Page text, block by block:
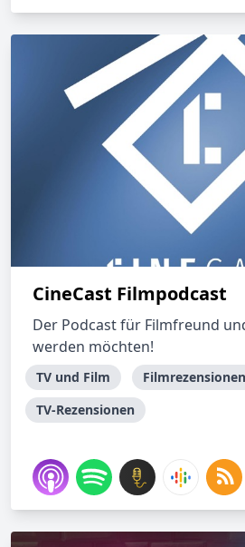
CineCast Filmpodcast
Der Podcast für Filmfreund
werden möchten!
TV und Film
Filmrezensionen
TV-Rezensionen